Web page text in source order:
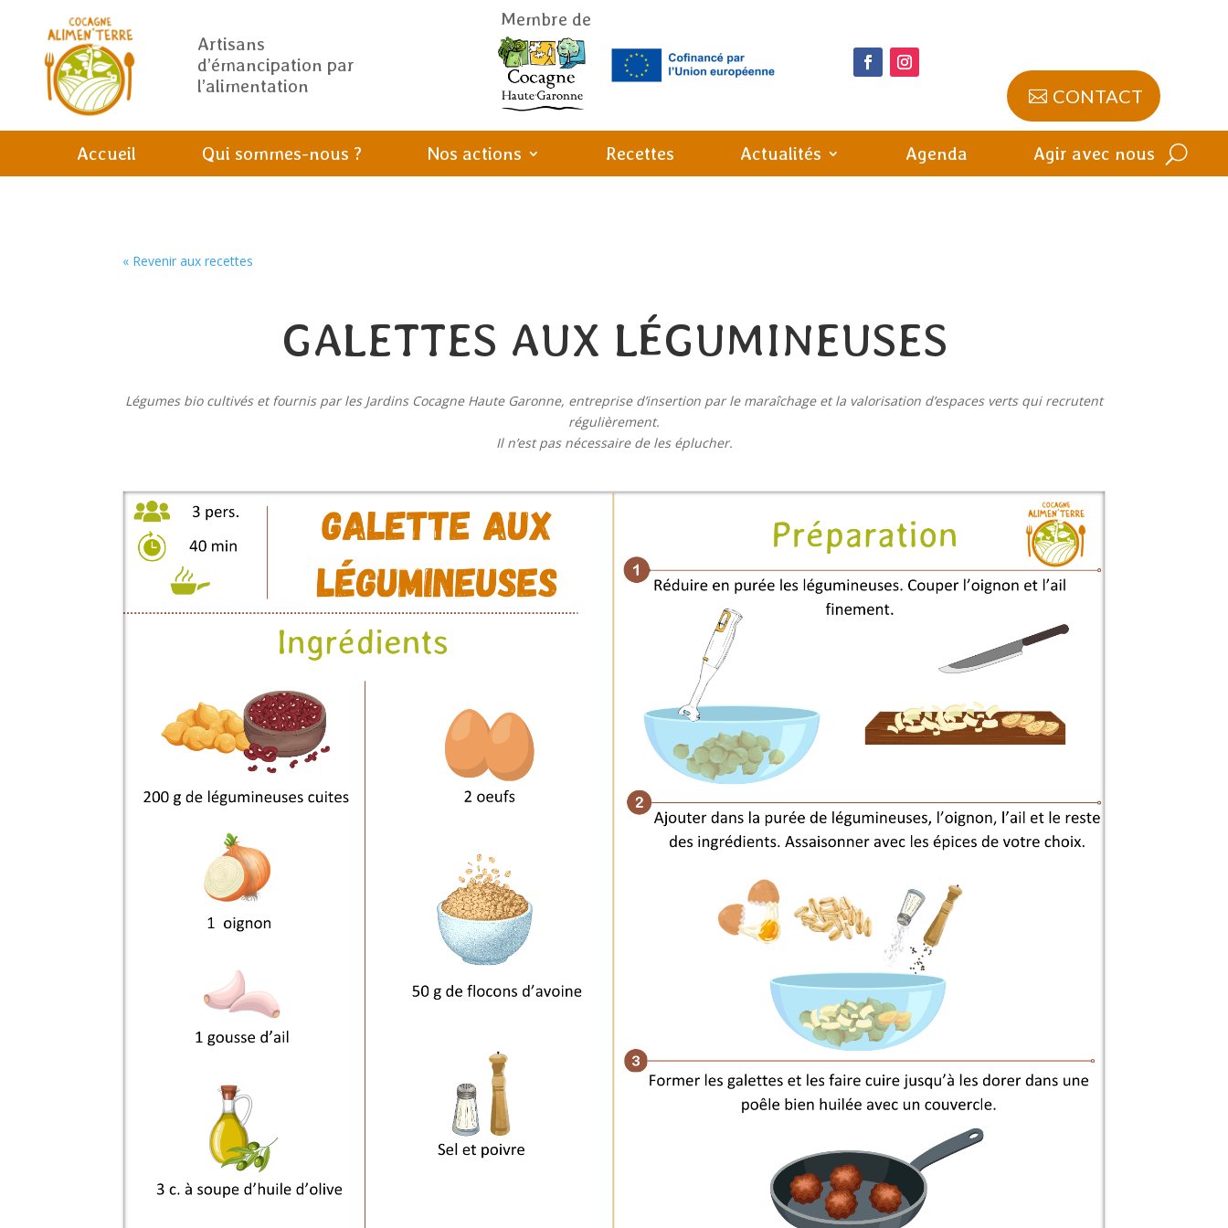
Artisans
d’émancipation par
l’alimentation
Membre de
CONTACT
Accueil Qui sommes-nous ? Nos actions Recettes Actualités Agenda Agir avec nous
« Revenir aux recettes
GALETTES AUX LÉGUMINEUSES
Légumes bio cultivés et fournis par les Jardins Cocagne Haute Garonne, entreprise d’insertion par le maraîchage et la valorisation d’espaces verts qui recrutent
régulièrement.
Il n’est pas nécessaire de les éplucher.